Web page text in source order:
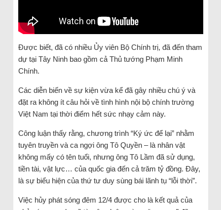
Được biết, đã có nhiều Ủy viên Bộ Chính trị, đã đến tham
dự tại Tây Ninh bao gồm cả Thủ tướng Phạm Minh
Chính.
Các diễn biến về sự kiện vừa kể đã gây nhiều chú ý và
đặt ra không ít câu hỏi về tình hình nội bộ chính trường
Việt Nam tại thời điểm hết sức nhạy cảm này.
Công luận thấy rằng, chương trình “Ký ức để lại” nhằm
tuyên truyền và ca ngợi ông Tô Quyền – là nhân vật
không mấy có tên tuổi, nhưng ông Tô Lầm đã sử dụng,
tiền tài, vật lực… của quốc gia đến cả trăm tỷ đồng. Đây,
là sự biểu hiện của thứ tư duy sùng bái lãnh tụ “lỗi thời”.
Việc hủy phát sóng đêm 12/4 được cho là kết quả của